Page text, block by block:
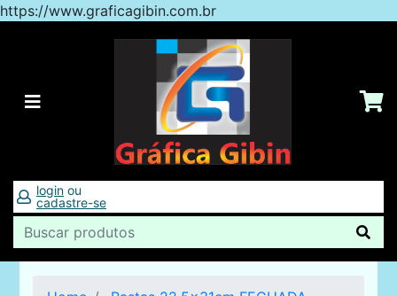
https://www.graficagibin.com.br
login ou
cadastre-se